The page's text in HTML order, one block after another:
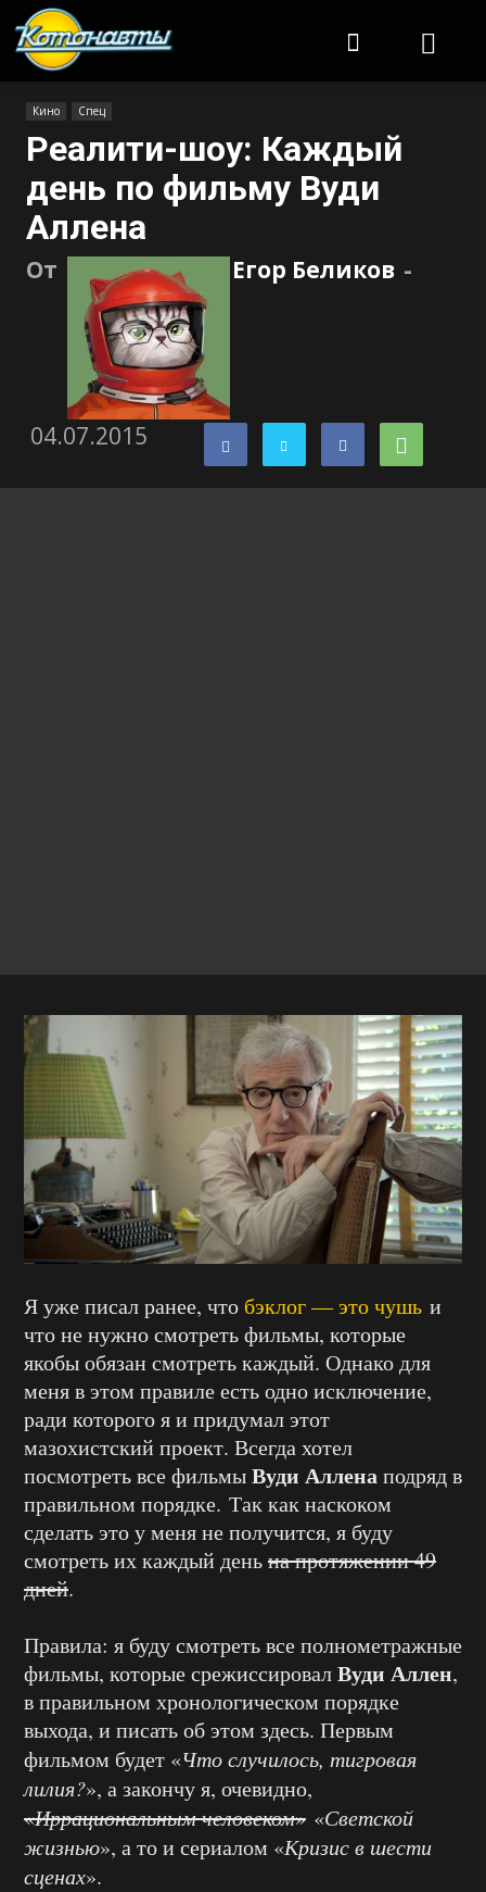
Кино Спец
Реалити-шоу: Каждый
день по фильму Вуди
Аллена
От Егор Беликов -
04.07.2015
Я уже писал ранее, что бэклог — это чушь и
что не нужно смотреть фильмы, которые
якобы обязан смотреть каждый. Однако для
меня в этом правиле есть одно исключение,
ради которого я и придумал этот
мазохистский проект. Всегда хотел
посмотреть все фильмыВуди Алленаподряд в
правильном порядке. Так как наскоком
сделать это у меня не получится, я буду
смотреть их каждый деньна протяжении 49
дней.
Правила: я буду смотреть все полнометражные
фильмы, которые срежиссировалВуди Аллен,
в правильном хронологическом порядке
выхода, и писать об этом здесь. Первым
фильмом будет «Что случилось, тигровая
лилия?», а закончу я, очевидно,
«Иррациональным человеком» «Светской
жизнью», а то и сериалом «Кризис в шести
сценах».